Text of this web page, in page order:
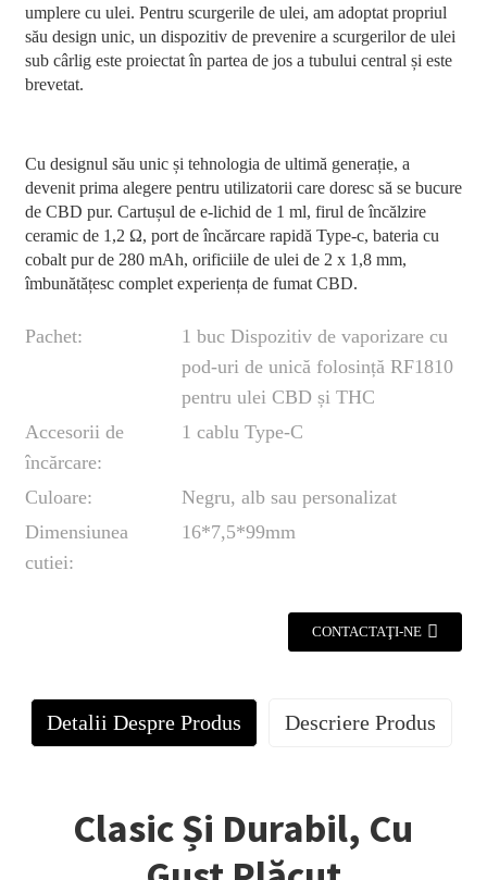
umplere cu ulei. Pentru scurgerile de ulei, am adoptat propriul
său design unic, un dispozitiv de prevenire a scurgerilor de ulei
sub cârlig este proiectat în partea de jos a tubului central și este
brevetat.
Cu designul său unic și tehnologia de ultimă generație, a
devenit prima alegere pentru utilizatorii care doresc să se bucure
de CBD pur. Cartușul de e-lichid de 1 ml, firul de încălzire
ceramic de 1,2 Ω, port de încărcare rapidă Type-c, bateria cu
cobalt pur de 280 mAh, orificiile de ulei de 2 x 1,8 mm,
îmbunătățesc complet experiența de fumat CBD.
Pachet:
1 buc Dispozitiv de vaporizare cu
pod-uri de unică folosință RF1810
pentru ulei CBD și THC
Accesorii de
încărcare:
1 cablu Type-C
Culoare:
Negru, alb sau personalizat
Dimensiunea
cutiei:
16*7,5*99mm
CONTACTAŢI-NE
Detalii Despre Produs Descriere Produs
Clasic Și Durabil, Cu